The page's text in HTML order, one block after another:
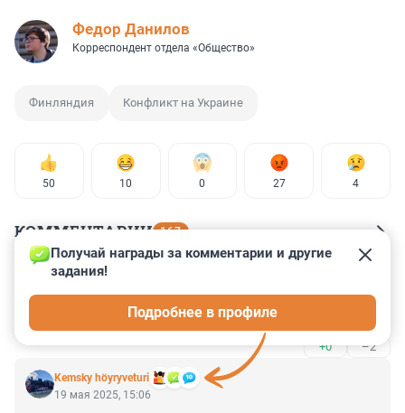
Федор Данилов
Корреспондент отдела «Общество»
Финляндия Конфликт на Украине
50 10 0 27 4
КОММЕНТАРИИ 167
Гость
Надо разбомбить все склады в Финляндии
+0 –2
Kemsky höyryveturi
Получай награды за комментарии и другие
задания!
Подробнее в профиле
19 мая 2025, 15:06